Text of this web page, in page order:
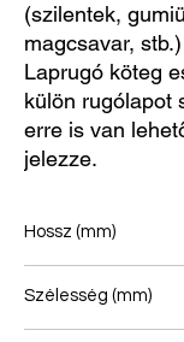
(szilentek,
magcsavar,
Laprugó köteg
külön rugólapot
erre is van
jelezze.
Hossz (mm)
Szélesség (mm)